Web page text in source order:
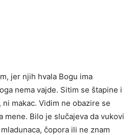
jer njih hvala Bogu ima
nema vajde. Sitim se štapine i
makac. Vidim ne obazire se
mene. Bilo je slučajeva da vukovi
čopora ili ne znam